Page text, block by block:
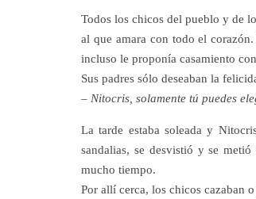
Todos los chicos del pueblo y de
al que amara con todo el
incluso le proponía casamiento
Sus padres sólo deseaban la
– Nitocris, solamente tú puedes
La tarde estaba soleada y
sandalias, se desvistió y se
mucho tiempo.
Por allí cerca, los chicos cazaban